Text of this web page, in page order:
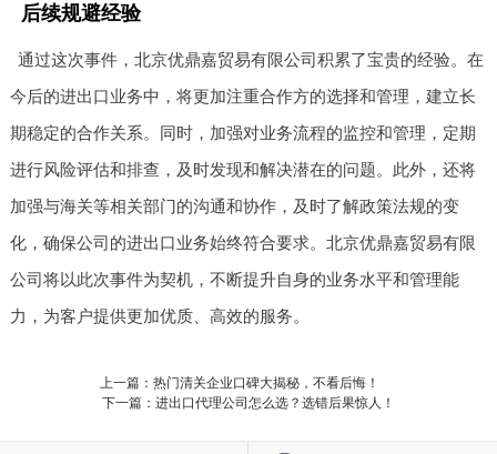
后续规避经验
通过这次事件，北京优鼎嘉贸易有限公司积累了宝贵的经验。在
今后的进出口业务中，将更加注重合作方的选择和管理，建立长
期稳定的合作关系。同时，加强对业务流程的监控和管理，定期
进行风险评估和排查，及时发现和解决潜在的问题。此外，还将
加强与海关等相关部门的沟通和协作，及时了解政策法规的变
化，确保公司的进出口业务始终符合要求。北京优鼎嘉贸易有限
公司将以此次事件为契机，不断提升自身的业务水平和管理能
力，为客户提供更加优质、高效的服务。
上一篇：热门清关企业口碑大揭秘，不看后悔！
下一篇：进出口代理公司怎么选？选错后果惊人！